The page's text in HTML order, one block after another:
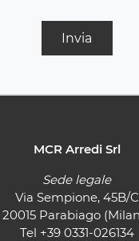
Invia
MCR Arredi Srl
Sede legale
Via Sempione, 45B/C
20015 Parabiago
Tel +39 0331-026134